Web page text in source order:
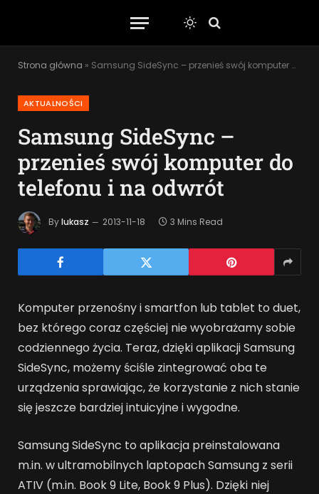
Strona główna » Samsung SideSync – przenieś swój komputer do telefonu i na odwrót
AKTUALNOŚCI
Samsung SideSync –
przenieś swój komputer do
telefonu i na odwrót
Bylukasz 2013-11-18 3 Mins Read
Komputer przenośny i smartfon lub tablet to duet,
bez którego coraz częściej nie wyobrażamy sobie
codziennego życia. Teraz, dzięki aplikacji Samsung
SideSync, możemy ściśle zintegrować oba te
urządzenia sprawiając, że korzystanie z nich stanie
się jeszcze bardziej intuicyjne i wygodne.
Samsung SideSync to aplikacja preinstalowana
m.in. w ultramobilnych laptopach Samsung z serii
ATIV (m.in. Book 9 Lite, Book 9 Plus). Dzięki niej